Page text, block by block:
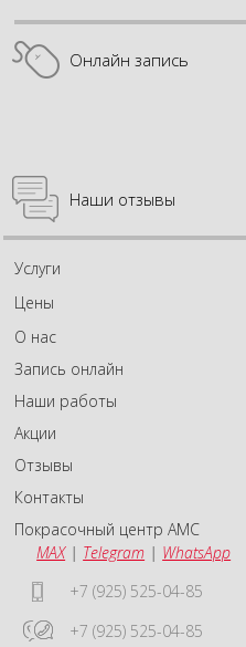
Онлайн запись
Наши отзывы
Услуги
Цены
О нас
Запись онлайн
Наши работы
Акции
Отзывы
Контакты
Покрасочный центр АМС
MAX| Telegram | WhatsApp
+7 (925) 525-04-85
+7 (925) 525-04-85